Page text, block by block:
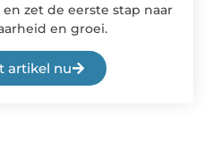
zet de eerste stap naar
en groei.
artikel nu